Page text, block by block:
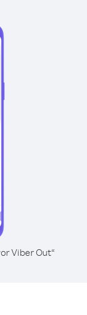
Viber Out“